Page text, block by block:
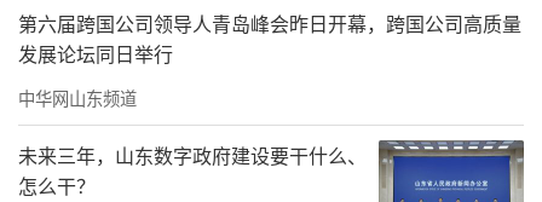
笔下，以一种全新的方式，缓缓展开。
第六届跨国公司领导人青岛峰会昨日开幕，跨国公司高质量
发展论坛同日举行
中华网山东频道
未来三年，山东数字政府建设要干什么、
怎么干？